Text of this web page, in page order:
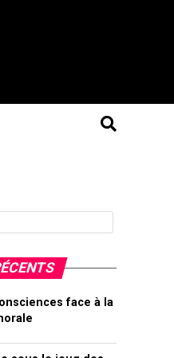
face à la